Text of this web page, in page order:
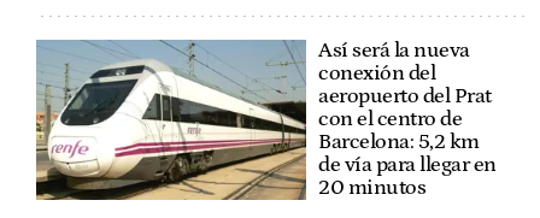
Así será la nueva
conexión del
aeropuerto del Prat
con el centro de
Barcelona: 5,2 km
de vía para llegar en
20 minutos